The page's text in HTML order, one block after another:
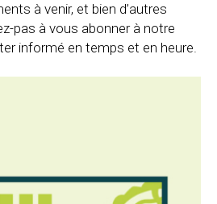
à venir, et bien d’autres
pas à vous abonner à notre
informé en temps et en heure.